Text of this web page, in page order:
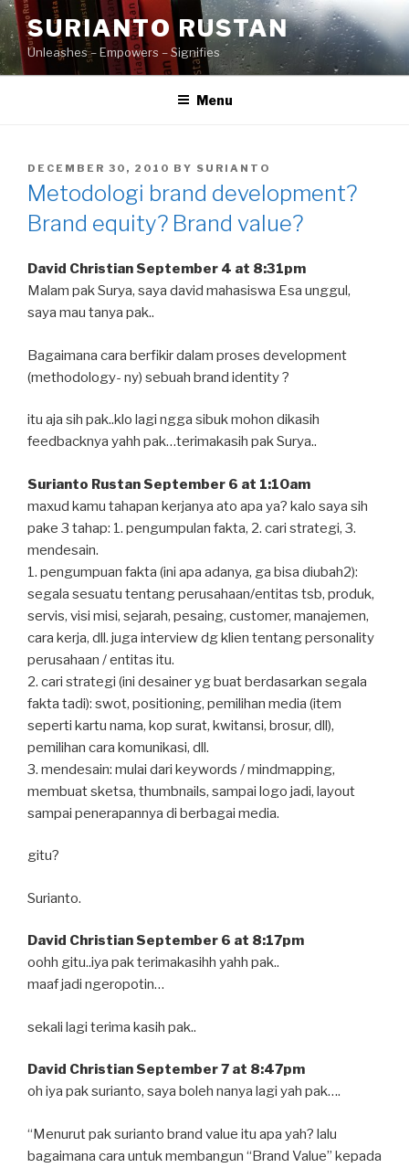
Skip
to
content
SURIANTO RUSTAN
Unleashes – Empowers – Signifies
Menu
POSTED
ON
DECEMBER 30, 2010 BY SURIANTO
Metodologi brand development?
Brand equity? Brand value?
David Christian September 4 at 8:31pm
Malam pak Surya, saya david mahasiswa Esa unggul,
saya mau tanya pak..
Bagaimana cara berfikir dalam proses development
(methodology- ny) sebuah brand identity ?
itu aja sih pak..klo lagi ngga sibuk mohon dikasih
feedbacknya yahh pak…terimakasih pak Surya..
Surianto Rustan September 6 at 1:10am
maxud kamu tahapan kerjanya ato apa ya? kalo saya sih
pake 3 tahap: 1. pengumpulan fakta, 2. cari strategi, 3.
mendesain.
1. pengumpuan fakta (ini apa adanya, ga bisa diubah2):
segala sesuatu tentang perusahaan/entitas tsb, produk,
servis, visi misi, sejarah, pesaing, customer, manajemen,
cara kerja, dll. juga interview dg klien tentang personality
perusahaan / entitas itu.
2. cari strategi (ini desainer yg buat berdasarkan segala
fakta tadi): swot, positioning, pemilihan media (item
seperti kartu nama, kop surat, kwitansi, brosur, dll),
pemilihan cara komunikasi, dll.
3. mendesain: mulai dari keywords / mindmapping,
membuat sketsa, thumbnails, sampai logo jadi, layout
sampai penerapannya di berbagai media.
gitu?
Surianto.
David Christian September 6 at 8:17pm
oohh gitu..iya pak terimakasihh yahh pak..
maaf jadi ngeropotin…
sekali lagi terima kasih pak..
David Christian September 7 at 8:47pm
oh iya pak surianto, saya boleh nanya lagi yah pak….
“Menurut pak surianto brand value itu apa yah? lalu
bagaimana cara untuk membangun “Brand Value” kepada